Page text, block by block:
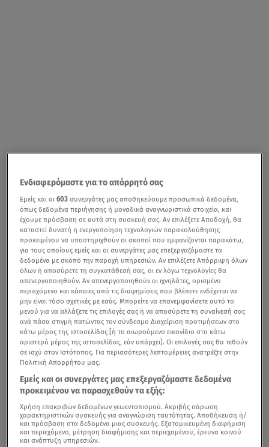
Ραγδαία άνοδο καταγράφει η ελληνική συμμετοχή στη
Eurovision 2026με τονAkyla, σύμφωνα με όσα
παρουσιάστηκαν στοBreakfast@Star,όπου έγινε
εκτενής ανάλυση της σκηνικής παρουσίας και της
δυναμικής του τραγουδιού στα διεθνή προγνωστικά.
Το κλίμα στην εκπομπή ήταν ιδιαίτερα ενθουσιώδες, με
τους συντελεστές να μιλούν για μια εμφάνιση που έχει
ήδη καταφέρει να ανεβάσει αισθητά την Ελλάδα στα
στοιχήματα και να τη βάλει δυναμικά στη συζήτηση για
Ενδιαφερόμαστε για το απόρρητό σας
Εμείς και οι603 συνεργάτες μας αποθηκεύουμε προσωπικά δεδομένα,
όπως δεδομένα περιήγησης ή μοναδικά αναγνωριστικά στοιχεία, και
έχουμε πρόσβαση σε αυτά στη συσκευή σας. Αν επιλέξετε Αποδοχή, θα
καταστεί δυνατή η ενεργοποίηση τεχνολογιών παρακολούθησης
προκειμένου να υποστηριχθούν οι σκοποί που εμφανίζονται παρακάτω,
για τους οποίους εμείς και οι συνεργάτες μας επεξεργαζόμαστε τα
δεδομένα με σκοπό την παροχή υπηρεσιών. Αν επιλέξετε Απόρριψη όλων
όλων ή αποσύρετε τη συγκατάθεσή σας, οι εν λόγω τεχνολογίες θα
απενεργοποιηθούν. Αν απενεργοποιηθούν οι ιχνηλάτες, ορισμένο
περιεχόμενο και κάποιες από τις διαφημίσεις που βλέπετε ενδέχεται να
μην είναι τόσο σχετικές με εσάς. Μπορείτε να επανεμφανίσετε αυτό το
μενού για να αλλάξετε τις επιλογές σας ή να αποσύρετε τη συναίνεσή σας
ανά πάσα στιγμή πατώντας τον σύνδεσμο Διαχείριση προτιμήσεων στο
κάτω μέρος της ιστοσελίδας [ή το αιωρούμενο εικονίδιο στο κάτω
αριστερό μέρος της ιστοσελίδας, εάν υπάρχει]. Οι επιλογές σας θα τεθούν
σε ισχύ στον Ιστότοπος. Για περισσότερες λεπτομέρειες ανατρέξτε στην
Πολιτική Απορρήτου μας.
Εμείς και οι συνεργάτες μας επεξεργαζόμαστε δεδομένα
προκειμένου να παρασχεθούν τα εξής:
Χρήση επακριβών δεδομένων γεωεντοπισμού. Ακριβής σάρωση
χαρακτηριστικών συσκευής για αναγνώριση ταυτότητας. Αποθήκευση ή/
και πρόσβαση στα δεδομένα μιας συσκευής. Εξατομικευμένη διαφήμιση
και περιεχόμενο, μέτρηση διαφήμισης και περιεχομένου, έρευνα κοινού
και ανάπτυξη υπηρεσιών.